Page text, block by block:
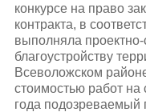
конкурсе на право
контракта, в
выполняла
благоустройству
Всеволожском
стоимостью работ
года подозреваемый